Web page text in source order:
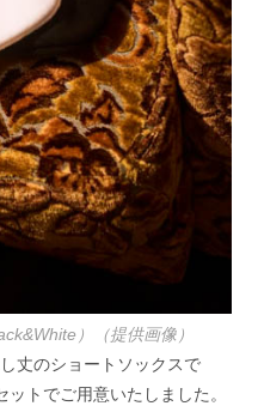
）（提供画像）
丈のショートソックスで
トでご用意いたしました。